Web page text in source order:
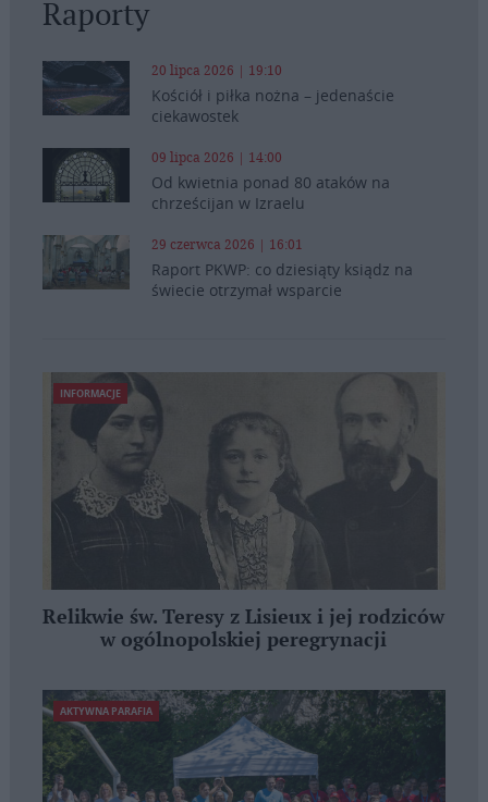
Raporty
20 lipca 2026 | 19:10
Kościół i piłka nożna – jedenaście
ciekawostek
09 lipca 2026 | 14:00
Od kwietnia ponad 80 ataków na
chrześcijan w Izraelu
29 czerwca 2026 | 16:01
Raport PKWP: co dziesiąty ksiądz na
świecie otrzymał wsparcie
INFORMACJE
Relikwie św. Teresy z Lisieux i jej rodziców
w ogólnopolskiej peregrynacji
AKTYWNA PARAFIA